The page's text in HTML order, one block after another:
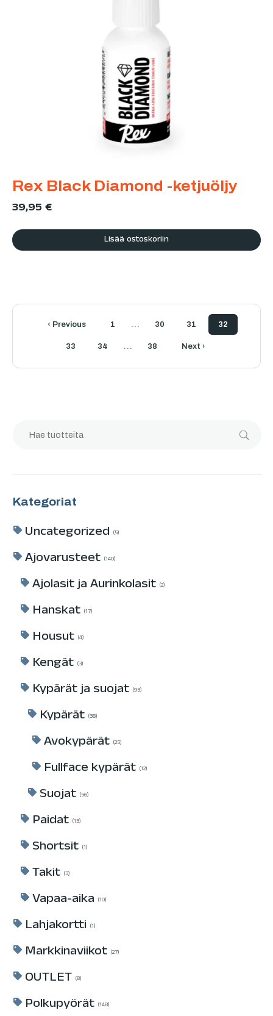
Rex Black Diamond -ketjuöljy
39,95 €
Lisää ostoskoriin
‹ Previous 1 … 30 31 32
33 34 … 38 Next ›
Kategoriat
Uncategorized 5
Ajovarusteet 140
Ajolasit ja Aurinkolasit 2
Hanskat 17
Housut 4
Kengät 3
Kypärät ja suojat 93
Kypärät 38
Avokypärät 25
Fullface kypärät 12
Suojat 56
Paidat 13
Shortsit 1
Takit 3
Vapaa-aika 10
Lahjakortti 1
Markkinaviikot 27
OUTLET 8
Polkupyörät 148